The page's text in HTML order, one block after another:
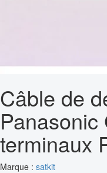
Câble de
terminaux
Marque : satkit